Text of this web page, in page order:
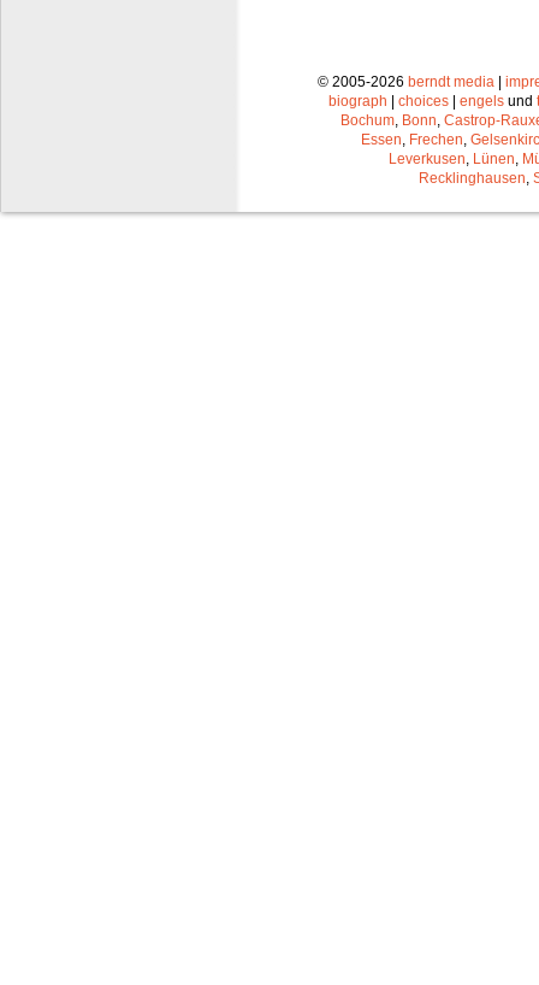
© 2005-2026 berndt media |
biograph | choices | engels und
Bochum Bonn Castrop-
Essen Frechen
Leverkusen Lünen
Recklinghausen